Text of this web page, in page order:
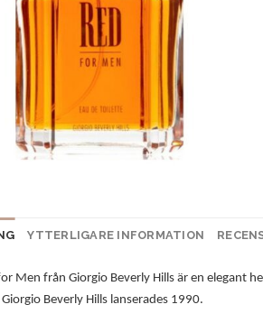
YTTERLIGARE INFORMATION
Men från Giorgio Beverly Hills är en elegant
Beverly Hills lanserades 1990.